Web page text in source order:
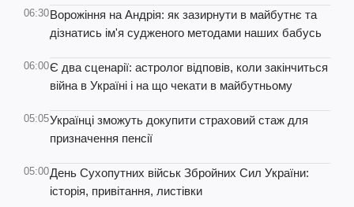
06:30Ворожіння на Андрія: як зазирнути в майбутнє та
дізнатись ім'я судженого методами наших бабусь
06:00Є два сценарії: астролог відповів, коли закінчиться
війна в Україні і на що чекати в майбутньому
05:05Українці зможуть докупити страховий стаж для
призначення пенсії
05:00День Сухопутних військ Збройних Сил України:
історія, привітання, листівки